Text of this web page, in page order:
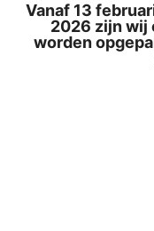
Vanaf 13
2026 zijn wij
worden